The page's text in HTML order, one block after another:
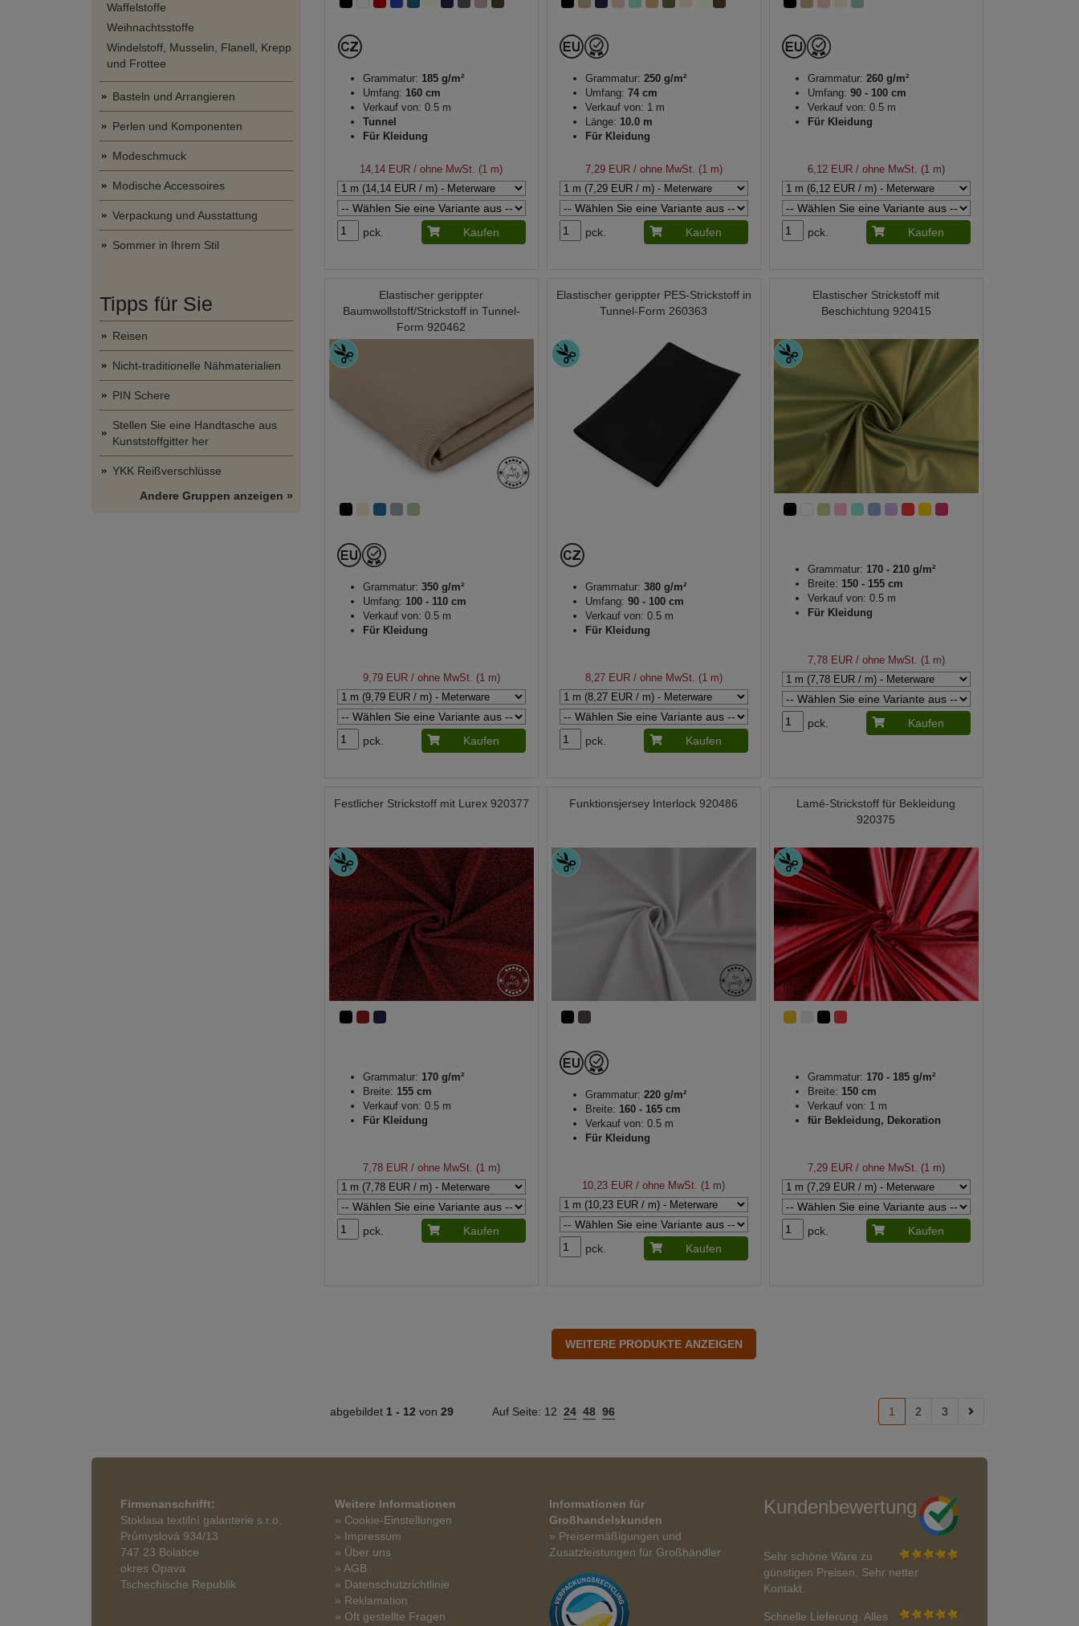
Waffelstoffe
Weihnachtsstoffe
Windelstoff, Musselin, Flanell, Krepp
und Frottee
Basteln und Arrangieren
Perlen und Komponenten
Modeschmuck
Modische Accessoires
Verpackung und Ausstattung
Sommer in Ihrem Stil
Tipps für Sie
Reisen
Nicht-traditionelle Nähmaterialien
PIN Schere
Stellen Sie eine Handtasche aus
Kunststoffgitter her
YKK Reißverschlüsse
Andere Gruppen anzeigen »
Grammatur: 185 g/m²
Umfang: 160 cm
Verkauf von: 0.5 m
Tunnel
Für Kleidung
14,14 EUR / ohne MwSt. (1 m)
pck. Kaufen
Grammatur: 250 g/m²
Umfang: 74 cm
Verkauf von: 1 m
Länge: 10.0 m
Für Kleidung
7,29 EUR/ ohne MwSt. (1 m)
pck. Kaufen
Grammatur: 260 g/m²
Umfang: 90 - 100 cm
Verkauf von: 0.5 m
Für Kleidung
6,12 EUR/ ohne MwSt. (1 m)
pck. Kaufen
Elastischer gerippter
Baumwollstoff/Strickstoff in Tunnel-
Form 920462
Grammatur: 350 g/m²
Umfang: 100 - 110 cm
Verkauf von: 0.5 m
Für Kleidung
9,79 EUR/ ohne MwSt. (1 m)
pck. Kaufen
Elastischer gerippter PES-Strickstoff in
Tunnel-Form 260363
Grammatur: 380 g/m²
Umfang: 90 - 100 cm
Verkauf von: 0.5 m
Für Kleidung
8,27 EUR/ ohne MwSt. (1 m)
pck. Kaufen
Elastischer Strickstoff mit
Beschichtung 920415
Grammatur: 170 - 210 g/m²
Breite: 150 - 155 cm
Verkauf von: 0.5 m
Für Kleidung
7,78 EUR/ ohne MwSt. (1 m)
pck. Kaufen
Festlicher Strickstoff mit Lurex 920377
Grammatur: 170 g/m²
Breite: 155 cm
Verkauf von: 0.5 m
Für Kleidung
7,78 EUR/ ohne MwSt. (1 m)
pck. Kaufen
Funktionsjersey Interlock 920486
Grammatur: 220 g/m²
Breite: 160 - 165 cm
Verkauf von: 0.5 m
Für Kleidung
10,23 EUR / ohne MwSt. (1 m)
pck. Kaufen
Lamé-Strickstoff für Bekleidung
920375
Grammatur: 170 - 185 g/m²
Breite: 150 cm
Verkauf von: 1 m
für Bekleidung, Dekoration
7,29 EUR/ ohne MwSt. (1 m)
pck. Kaufen
abgebildet 1 - 12 von 29 Auf Seite: 12 24 48 96 1 2 3
Firmenanschrifft:
Stoklasa textilní galanterie s.r.o.
Průmyslová 934/13
747 23 Bolatice
okres Opava
Tschechische Republik
Weitere Informationen
» Cookie-Einstellungen
» Impressum
» Über uns
» AGB
» Datenschutzrichtlinie
» Reklamation
» Oft gestellte Fragen
Informationen für
Großhandelskunden
» Preisermäßigungen und
Zusatzleistungen für Großhändler
Kundenbewertung
Sehr schöne Ware zu
günstigen Preisen. Sehr netter
Kontakt.
Schnelle Lieferung. Alles